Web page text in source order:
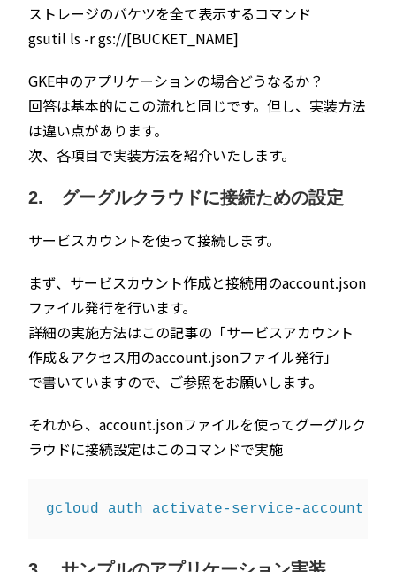
ストレージのバケツを全て表示するコマンド
gsutil ls -r gs://[BUCKET_NAME]
GKE中のアプリケーションの場合どうなるか？
回答は基本的にこの流れと同じです。但し、実装方法
は違い点があります。
次、各項目で実装方法を紹介いたします。
2. グーグルクラウドに接続ための設定
サービスカウントを使って接続します。
まず、サービスカウント作成と接続用のaccount.json
ファイル発行を行います。
詳細の実施方法はこの記事の「サービスアカウント
作成＆アクセス用のaccount.jsonファイル発行」
で書いていますので、ご参照をお願いします。
それから、account.jsonファイルを使ってグーグルク
ラウドに接続設定はこのコマンドで実施